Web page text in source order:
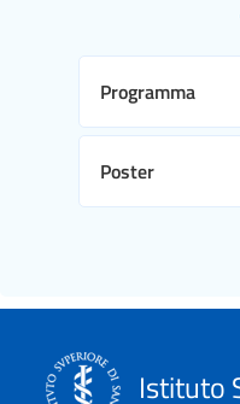
Programma
Poster
Istituto